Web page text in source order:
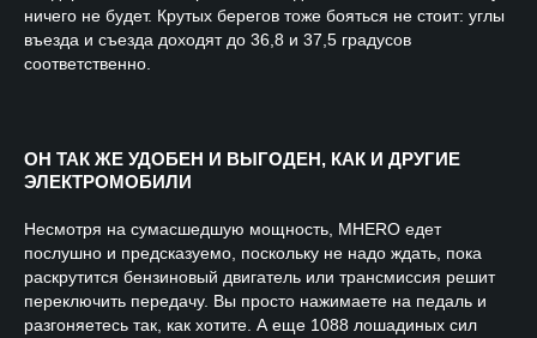
ничего не будет. Крутых берегов тоже бояться не стоит: углы
въезда и съезда доходят до 36,8 и 37,5 градусов
соответственно.
ОН ТАК ЖЕ УДОБЕН И ВЫГОДЕН, КАК И ДРУГИЕ
ЭЛЕКТРОМОБИЛИ
Несмотря на сумасшедшую мощность, MHERO едет
послушно и предсказуемо, поскольку не надо ждать, пока
раскрутится бензиновый двигатель или трансмиссия решит
переключить передачу. Вы просто нажимаете на педаль и
разгоняетесь так, как хотите. А еще 1088 лошадиных сил